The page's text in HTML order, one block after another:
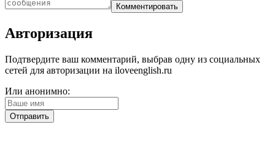
Авторизация
Подтвердите ваш комментарий, выбрав одну из социальных
сетей для авторизации на iloveenglish.ru
Или анонимно: